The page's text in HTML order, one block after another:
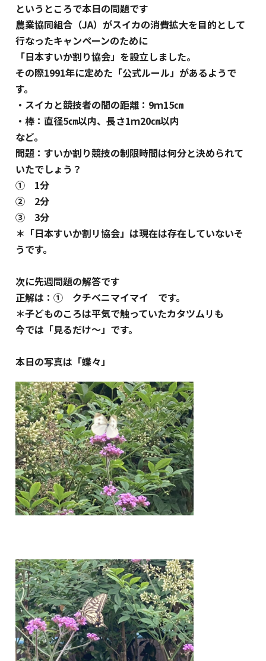
というところで本日の問題です
農業協同組合（JA）がスイカの消費拡大を目的として
行なったキャンペーンのために
「日本すいか割り協会」を設立しました。
その際1991年に定めた「公式ルール」があるようで
す。
・スイカと競技者の間の距離：9ｍ15㎝
・棒：直径5㎝以内、長さ1ｍ20㎝以内
など。
問題：すいか割り競技の制限時間は何分と決められて
いたでしょう？
① 1分
② 2分
③ 3分
＊「日本すいか割リ協会」は現在は存在していないそ
うです。
次に先週問題の解答です
正解は：① クチベニマイマイ です。
＊子どものころは平気で触っていたカタツムリも
今では「見るだけ～」です。
本日の写真は「蝶々」